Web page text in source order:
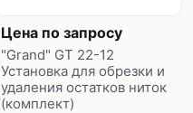
Цена по запросу
"Grand" GT 22-12
Установка для обрезки и
удаления остатков ниток
(комплект)